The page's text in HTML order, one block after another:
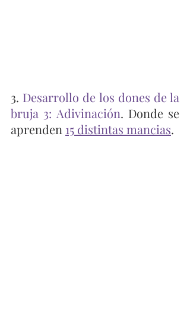
3. Desarrollo de los dones de la
bruja 3: Adivinación. Donde se
aprenden 15 distintas mancias.